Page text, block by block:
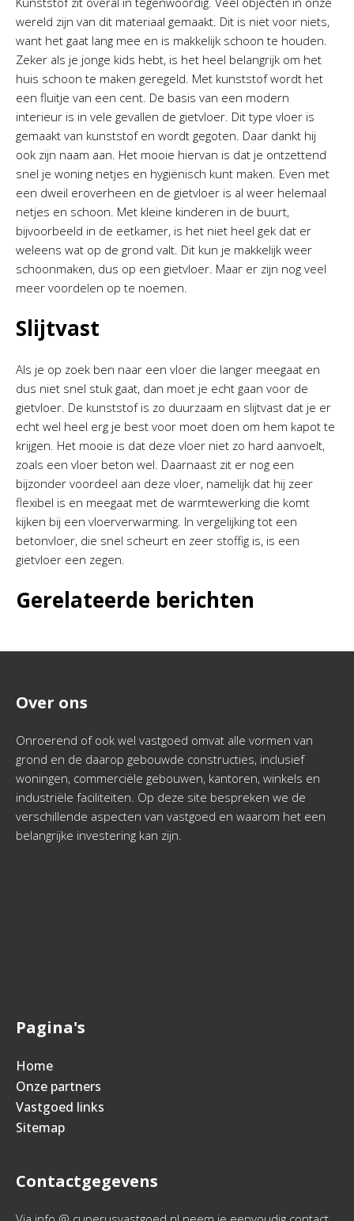
wereld zijn van dit materiaal gemaakt. Dit is niet voor niets,
want het gaat lang mee en is makkelijk schoon te houden.
Zeker als je jonge kids hebt, is het heel belangrijk om het
huis schoon te maken geregeld. Met kunststof wordt het
een fluitje van een cent. De basis van een modern
interieur is in vele gevallen de gietvloer. Dit type vloer is
gemaakt van kunststof en wordt gegoten. Daar dankt hij
ook zijn naam aan. Het mooie hiervan is dat je ontzettend
snel je woning netjes en hygiënisch kunt maken. Even met
een dweil eroverheen en de gietvloer is al weer helemaal
netjes en schoon. Met kleine kinderen in de buurt,
bijvoorbeeld in de eetkamer, is het niet heel gek dat er
weleens wat op de grond valt. Dit kun je makkelijk weer
schoonmaken, dus op een gietvloer. Maar er zijn nog veel
meer voordelen op te noemen.
Slijtvast
Als je op zoek ben naar een vloer die langer meegaat en
dus niet snel stuk gaat, dan moet je echt gaan voor de
gietvloer. De kunststof is zo duurzaam en slijtvast dat je er
echt wel heel erg je best voor moet doen om hem kapot te
krijgen. Het mooie is dat deze vloer niet zo hard aanvoelt,
zoals een vloer beton wel. Daarnaast zit er nog een
bijzonder voordeel aan deze vloer, namelijk dat hij zeer
flexibel is en meegaat met de warmtewerking die komt
kijken bij een vloerverwarming. In vergelijking tot een
betonvloer, die snel scheurt en zeer stoffig is, is een
gietvloer een zegen.
Gerelateerde berichten
Over ons
Onroerend of ook wel vastgoed omvat alle vormen van
grond en de daarop gebouwde constructies, inclusief
woningen, commerciële gebouwen, kantoren, winkels en
industriële faciliteiten. Op deze site bespreken we de
verschillende aspecten van vastgoed en waarom het een
belangrijke investering kan zijn.
Pagina's
Home
Onze partners
Vastgoed links
Sitemap
Contactgegevens